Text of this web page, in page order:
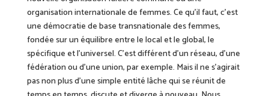
organisation internationale de femmes. Ce qu’il faut, c’est
une démocratie de base transnationale des femmes,
fondée sur un équilibre entre le local et le global, le
spécifique et l’universel. C’est différent d’un réseau, d’une
fédération ou d’une union, par exemple. Mais il ne s’agirait
pas non plus d’une simple entitélâchequi se réunit de